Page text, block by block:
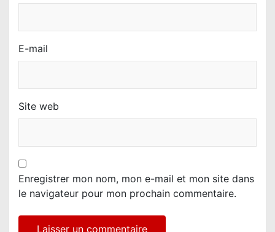
E-mail
Site web
Enregistrer mon nom, mon e-mail et mon site dans
le navigateur pour mon prochain commentaire.